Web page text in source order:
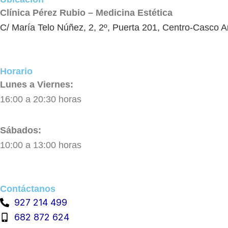
Clínica Pérez Rubio – Medicina Estética
C/ María Telo Núñez, 2, 2º, Puerta 201, Centro-Casco
Horario
Lunes a Viernes:
16:00 a 20:30 horas
Sábados:
10:00 a 13:00 horas
Contáctanos
927 214 499
682 872 624